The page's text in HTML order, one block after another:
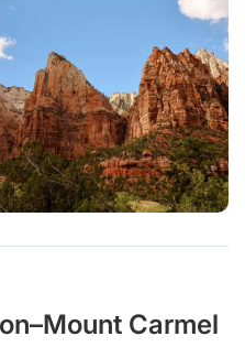
Carmel